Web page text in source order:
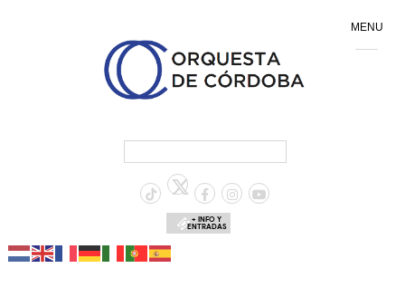
+ INFO Y
ENTRADAS
MENU